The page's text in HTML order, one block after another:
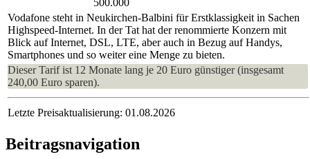
Vodafone steht in Neukirchen-Balbini für Erstklassigkeit in Sachen
Highspeed-Internet. In der Tat hat der renommierte Konzern mit
Blick auf Internet, DSL, LTE, aber auch in Bezug auf Handys,
Smartphones und so weiter eine Menge zu bieten.
Dieser Tarif ist 12 Monate lang je 20 Euro günstiger (insgesamt
240,00 Euro sparen).
Letzte Preisaktualisierung: 01.08.2026
Beitragsnavigation